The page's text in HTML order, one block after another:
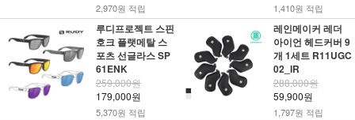
2,970원 적립 1,410원 적립
루디프로젝트 스핀
호크 플랫메탈 스
포츠 선글라스 SP
61ENK
259,000원
179,000원
5,370원 적립
레인메이커 레더
아이언 헤드커버 9
개 1세트 R11UGC
02_IR
288,000원
59,900원
1,797원 적립